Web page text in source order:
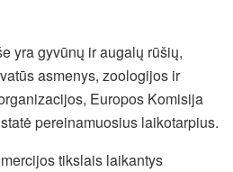
yra gyvūnų ir augalų rūšių,
asmenys, zoologijos ir
Europos Komisija
pereinamuosius laikotarpius.
tikslais laikantys